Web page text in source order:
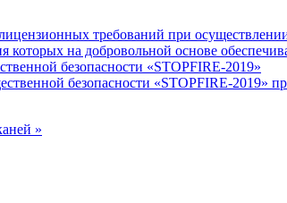
требований при
на добровольной основе
безопасности «STOPFIRE-2019»
безопасности «STOPFIRE-2019»
»